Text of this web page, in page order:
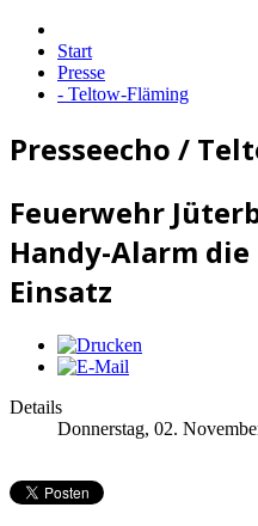
Start
Presse
- Teltow-Fläming
Presseecho /
Feuerwehr
Handy-Alarm
Einsatz
Details
Donnerstag, 02.